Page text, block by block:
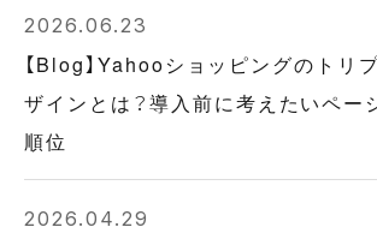
2026.06.23
【Blog】Yahooショッピングのトリ
ザインとは？導入前に考えたいペー
順位
2026.04.29